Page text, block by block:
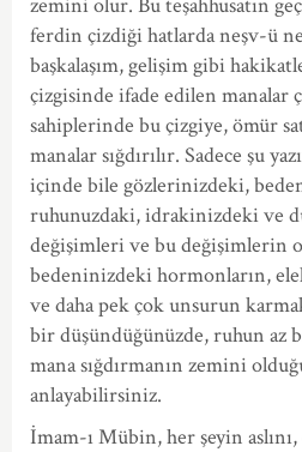
ferdin çizdiği hatlarda neşv-ü
başkalaşım, gelişim gibi
çizgisinde ifade edilen manalar
sahiplerinde bu çizgiye, ömür
manalar sığdırılır. Sadece şu
içinde bile gözlerinizdeki,
ruhunuzdaki, idrakinizdeki ve
değişimleri ve bu değişimlerin
bedeninizdeki hormonların,
ve daha pek çok unsurun
bir düşündüğünüzde, ruhun az
mana sığdırmanın zemini
anlayabilirsiniz.
İmam-ı Mübin, her şeyin